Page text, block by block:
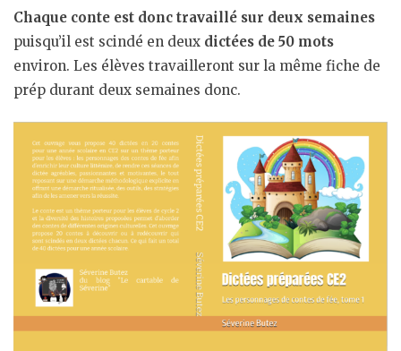
Chaque conte est donc travaillé sur deux semaines
puisqu’il est scindé en deux dictées de 50 mots
environ. Les élèves travailleront sur la même fiche de
prép durant deux semaines donc.